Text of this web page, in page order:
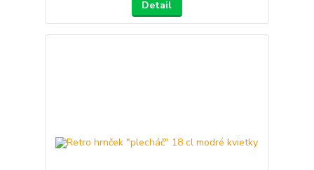
Detail